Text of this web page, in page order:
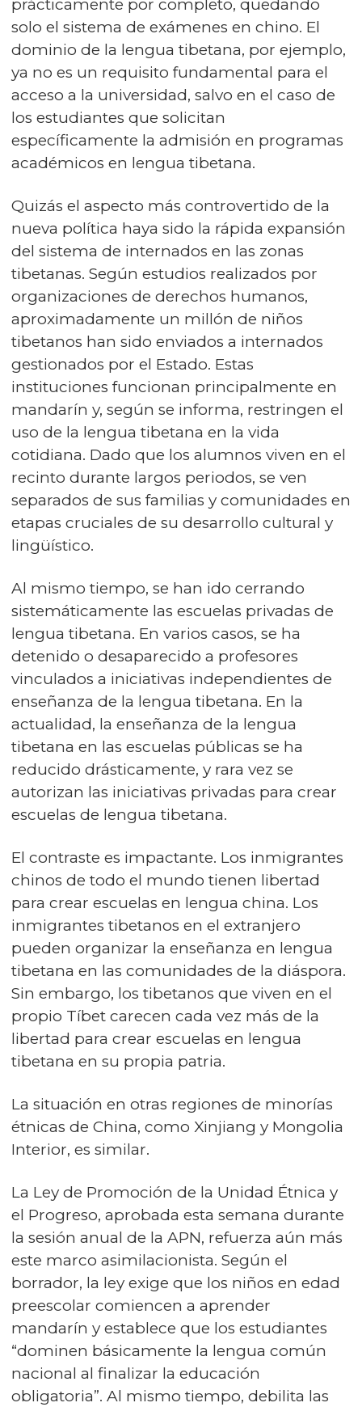
prácticamente por completo, quedando
solo el sistema de exámenes en chino. El
dominio de la lengua tibetana, por ejemplo,
ya no es un requisito fundamental para el
acceso a la universidad, salvo en el caso de
los estudiantes que solicitan
específicamente la admisión en programas
académicos en lengua tibetana.
Quizás el aspecto más controvertido de la
nueva política haya sido la rápida expansión
del sistema de internados en las zonas
tibetanas. Según estudios realizados por
organizaciones de derechos humanos,
aproximadamente un millón de niños
tibetanos han sido enviados a internados
gestionados por el Estado. Estas
instituciones funcionan principalmente en
mandarín y, según se informa, restringen el
uso de la lengua tibetana en la vida
cotidiana. Dado que los alumnos viven en el
recinto durante largos periodos, se ven
separados de sus familias y comunidades en
etapas cruciales de su desarrollo cultural y
lingüístico.
Al mismo tiempo, se han ido cerrando
sistemáticamente las escuelas privadas de
lengua tibetana. En varios casos, se ha
detenido o desaparecido a profesores
vinculados a iniciativas independientes de
enseñanza de la lengua tibetana. En la
actualidad, la enseñanza de la lengua
tibetana en las escuelas públicas se ha
reducido drásticamente, y rara vez se
autorizan las iniciativas privadas para crear
escuelas de lengua tibetana.
El contraste es impactante. Los inmigrantes
chinos de todo el mundo tienen libertad
para crear escuelas en lengua china. Los
inmigrantes tibetanos en el extranjero
pueden organizar la enseñanza en lengua
tibetana en las comunidades de la diáspora.
Sin embargo, los tibetanos que viven en el
propio Tíbet carecen cada vez más de la
libertad para crear escuelas en lengua
tibetana en su propia patria.
La situación en otras regiones de minorías
étnicas de China, como Xinjiang y Mongolia
Interior, es similar.
La Ley de Promoción de la Unidad Étnica y
el Progreso, aprobada esta semana durante
la sesión anual de la APN, refuerza aún más
este marco asimilacionista. Según el
borrador, la ley exige que los niños en edad
preescolar comiencen a aprender
mandarín y establece que los estudiantes
“dominen básicamente la lengua común
nacional al finalizar la educación
obligatoria”. Al mismo tiempo, debilita las